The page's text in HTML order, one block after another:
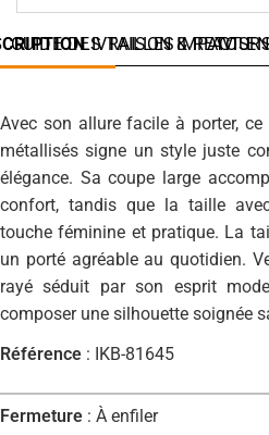
GUIDE DES TAILLES
LIVRAISON & AVIS
IMPACT
Avec son allure facile à porter,
métallisés signe un style juste
élégance. Sa coupe large
confort, tandis que la taille
touche féminine et pratique. La
un porté agréable au quotidien.
rayé séduit par son esprit
composer une silhouette soignée
Référence : IKB-81645
Fermeture : À enfiler